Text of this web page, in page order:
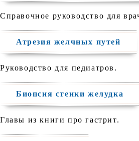
Справочное руководство для
Атрезия желчных путей
Руководство для педиатров.
Биопсия стенки желудка
Главы из книги про гастрит.